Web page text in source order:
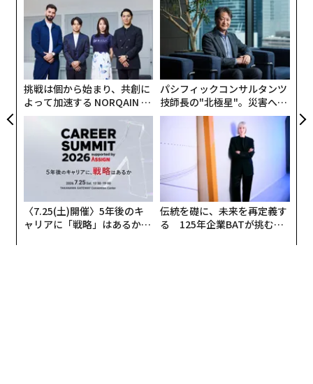
挑戦は個から始まり、共創に
よって加速する NORQAIN JA
PAN 特別座談会
パシフィックコンサルタンツ
技師長の"北極星"。災害への
無力感を乗り越え見つけた、
防災一筋20年の答え
〈7.25(土)開催〉5年後のキ
ャリアに「戦略」はあるか。
伝統を礎に、未来を再定義す
る 125年企業BATが挑むス